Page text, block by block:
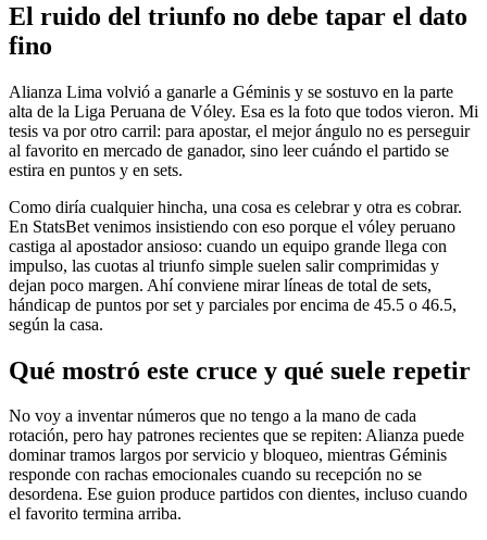
El ruido del triunfo no debe tapar el dato
fino
Alianza Lima volvió a ganarle a Géminis y se sostuvo en la parte
alta de la Liga Peruana de Vóley. Esa es la foto que todos vieron. Mi
tesis va por otro carril: para apostar, el mejor ángulo no es perseguir
al favorito en mercado de ganador, sino leer cuándo el partido se
estira en puntos y en sets.
Como diría cualquier hincha, una cosa es celebrar y otra es cobrar.
En StatsBet venimos insistiendo con eso porque el vóley peruano
castiga al apostador ansioso: cuando un equipo grande llega con
impulso, las cuotas al triunfo simple suelen salir comprimidas y
dejan poco margen. Ahí conviene mirar líneas de total de sets,
hándicap de puntos por set y parciales por encima de 45.5 o 46.5,
según la casa.
Qué mostró este cruce y qué suele repetir
No voy a inventar números que no tengo a la mano de cada
rotación, pero hay patrones recientes que se repiten: Alianza puede
dominar tramos largos por servicio y bloqueo, mientras Géminis
responde con rachas emocionales cuando su recepción no se
desordena. Ese guion produce partidos con dientes, incluso cuando
el favorito termina arriba.